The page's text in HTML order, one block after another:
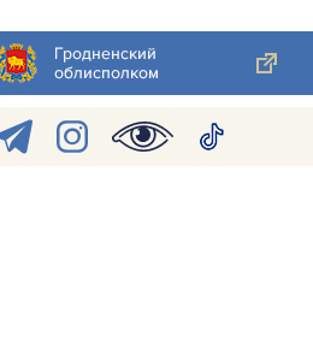
Гродненский
облисполком